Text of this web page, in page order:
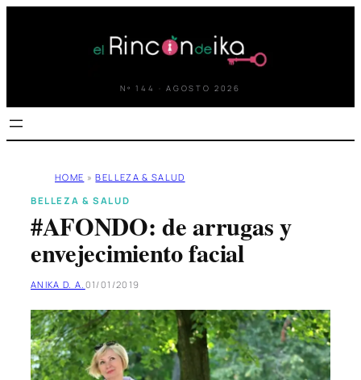
Nº 144 · AGOSTO 2026
HOME » BELLEZA & SALUD
BELLEZA & SALUD
#AFONDO: de arrugas y
envejecimiento facial
ANIKA D. A. 01/01/2019